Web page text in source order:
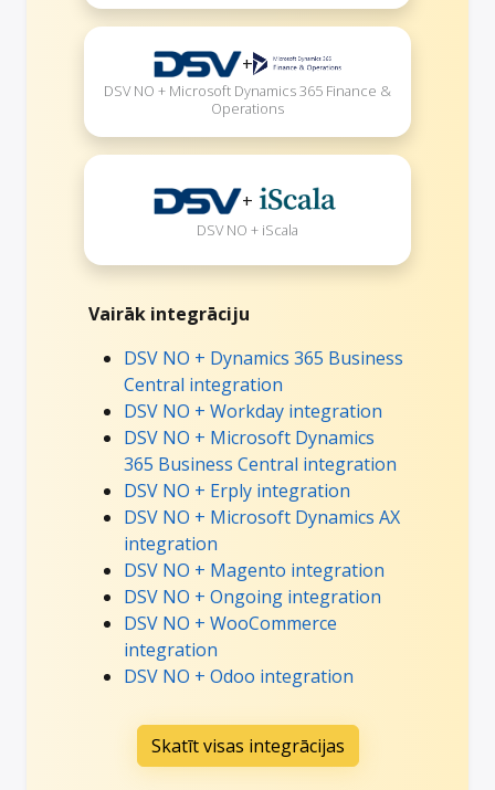
+
DSV NO + Microsoft Dynamics 365 Finance &
Operations
+
DSV NO + iScala
Vairāk integrāciju
DSV NO + Dynamics 365 Business
Central integration
DSV NO + Workday integration
DSV NO + Microsoft Dynamics
365 Business Central integration
DSV NO + Erply integration
DSV NO + Microsoft Dynamics AX
integration
DSV NO + Magento integration
DSV NO + Ongoing integration
DSV NO + WooCommerce
integration
DSV NO + Odoo integration
Skatīt visas integrācijas